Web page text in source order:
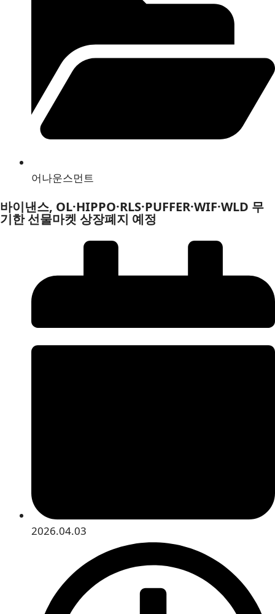
어나운스먼트
바이낸스, OL·HIPPO·RLS·PUFFER·WIF·WLD 무
기한 선물마켓 상장폐지 예정
2026.04.03